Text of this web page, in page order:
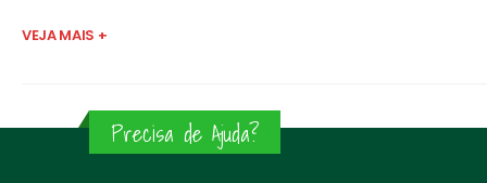
VEJA MAIS +
Precisa de Ajuda?